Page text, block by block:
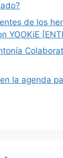
de los
YOOKiE
la agenda